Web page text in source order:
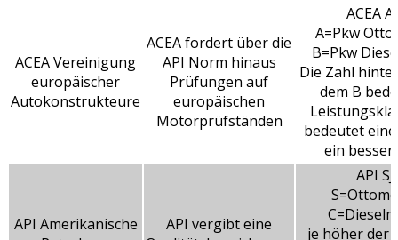
ACEA Vereinigung
europäischer
Autokonstrukteure
ACEA fordert über die
API Norm hinaus
Prüfungen auf
europäischen
Motorprüfständen
ACEA
A=Pkw
B=Pkw
Die Zahl
dem B
bedeutet
ein
API Amerikanische
API vergibt eine
API
je höher der